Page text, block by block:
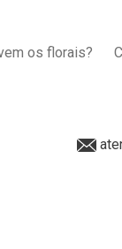
os florais?